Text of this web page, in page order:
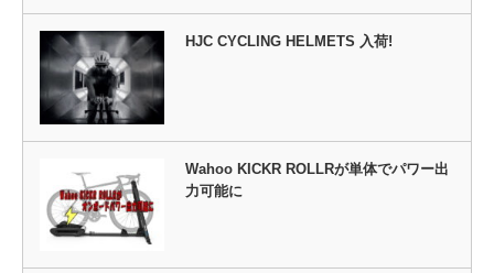
HJC CYCLING HELMETS 入荷!
Wahoo KICKR ROLLRが単体でパワー出
力可能に